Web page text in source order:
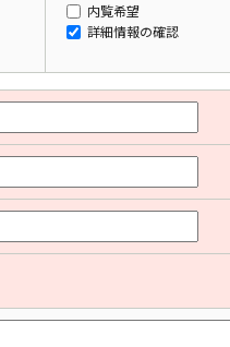
内覧希望
詳細情報の確認